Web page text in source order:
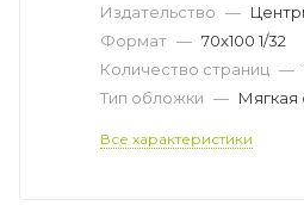
Издательство —
Формат — 70x100 1/32
Количество страниц —
Тип обложки — Мягкая
Все характеристики